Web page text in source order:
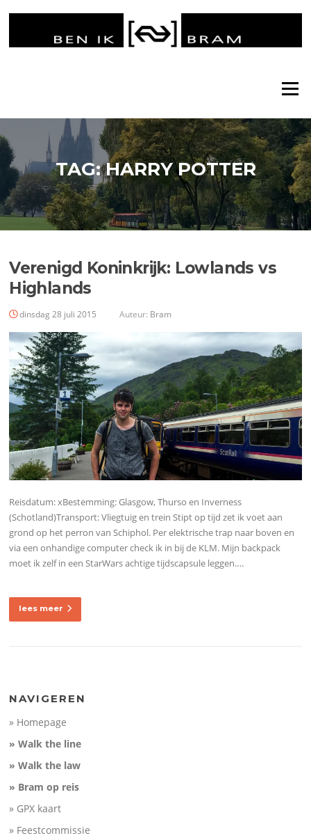
Menu
TAG:HARRY POTTER
Verenigd Koninkrijk: Lowlands vs
Highlands
dinsdag 28 juli 2015 Auteur: Bram
Reisdatum: xBestemming: Glasgow, Thurso en Inverness
(Schotland)Transport: Vliegtuig en trein Stipt op tijd zet ik voet aan
grond op het perron van Schiphol. Per elektrische trap naar boven en
via een onhandige computer check ik in bij de KLM. Mijn backpack
moet ik zelf in een StarWars achtige tijdscapsule leggen….
lees meer
NAVIGEREN
» Homepage
» Walk the line
» Walk the law
» Bram op reis
» GPX kaart
» Feestcommissie